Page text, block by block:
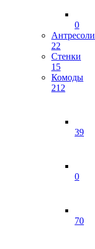
0
Антресоли
22
Стенки
15
Комоды
212
39
0
70